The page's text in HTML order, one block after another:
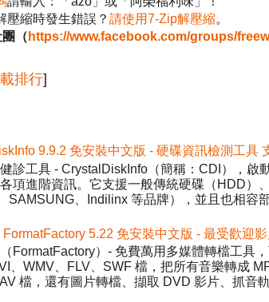
壓縮時發生錯誤？ 請使用7-Zip解壓縮。
（ https://www.facebook.com/groups/
排行]
9.9.2 免安裝中文版 - 硬碟資訊檢測工具
診工具 - CrystalDiskInfo（簡稱：CDI），啟
項進階資訊。它支援一般傳統硬碟（HDD）
SAMSUNG、Indilinx 等品牌），並且也相容
FormatFactory 5.22 免安裝中文版 - 最受歡迎
FormatFactory）- 免費萬用多媒體轉檔工具
、WMV、FLV、SWF 檔，把所有音樂轉成
檔，還有圖片轉檔、擷取 DVD 影片、抓音